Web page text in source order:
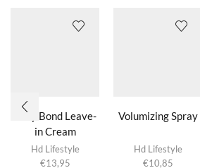
Silky Bond Leave-
in Cream
Hd Lifestyle
€13,95
Volumizing Spray
Hd Lifestyle
€10,85